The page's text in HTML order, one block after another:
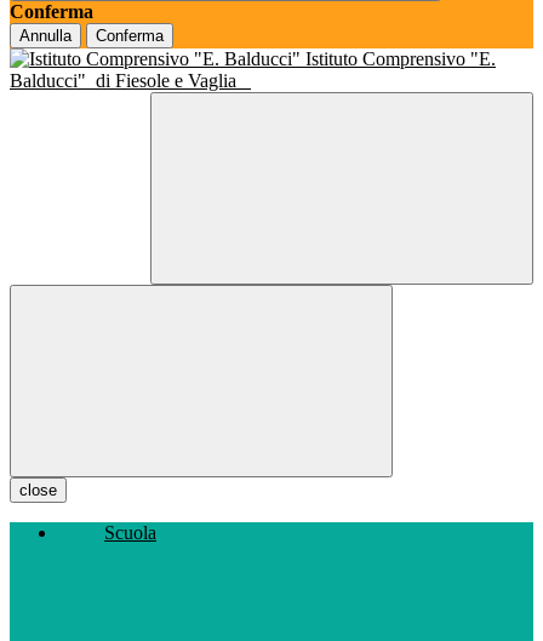
Conferma
Annulla Conferma
Istituto Comprensivo "E.
Balducci" di Fiesole e Vaglia
close
Scuola